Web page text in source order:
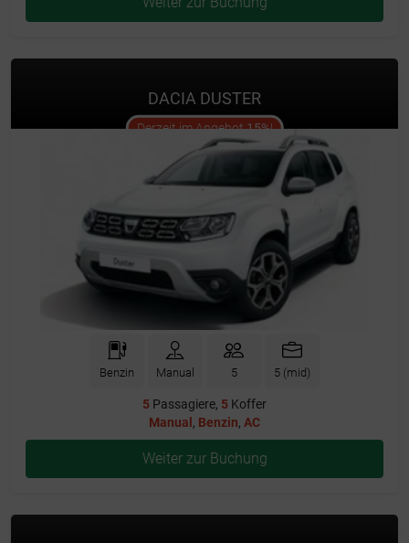
DACIA DUSTER
Derzeit im Angebot15%!offer
Benzin Manual 5 5 (mid)
5 Passagiere, 5 Koffer
Manual , Benzin, AC
Weiter zur Buchung